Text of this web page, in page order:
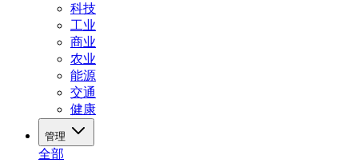
科技
工业
商业
农业
能源
交通
健康
管理
全部